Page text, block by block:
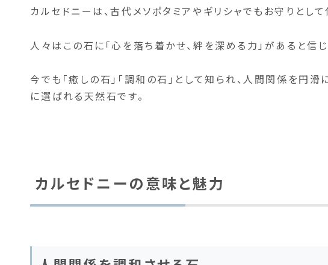
カルセドニーは、古代メソポタミアやギリシャでもお守りとし
人々はこの石に「心を落ち着かせ、絆を深める力」があると信
今でも「癒しの石」「調和の石」として知られ、人間関係を円
に選ばれる天然石です。
カルセドニーの意味と魅力